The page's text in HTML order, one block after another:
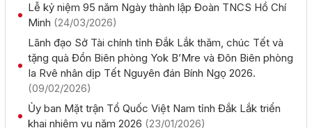
Phấn đấu khai thác đồng bộ toàn tuyến cao tốc Khánh
Hòa - Buôn Ma Thuột trong năm 2026
(05/08/2026, 00:00)
Công khai kết quả giải ngân vốn đầu tư công đến hết
tháng 7 năm 2026
(04/08/2026, 00:00)
Lễ kỷ niệm 95 năm Ngày thành lập Đoàn TNCS Hồ Chí
Minh (24/03/2026)
Lãnh đạo Sở Tài chính tỉnh Đắk Lắk thăm, chúc Tết và
tặng quà Đồn Biên phòng Yok B’Mre và Đôn Biên phòng
Ia Rvê nhân dịp Tết Nguyên đán Bính Ngọ 2026.
(09/02/2026)
Ủy ban Mặt trận Tổ Quốc Việt Nam tỉnh Đắk Lắk triển
khai nhiệm vụ năm 2026 (23/01/2026)